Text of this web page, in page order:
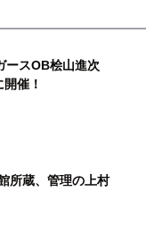
ースOB桧山進次
催！
所蔵、管理の上村